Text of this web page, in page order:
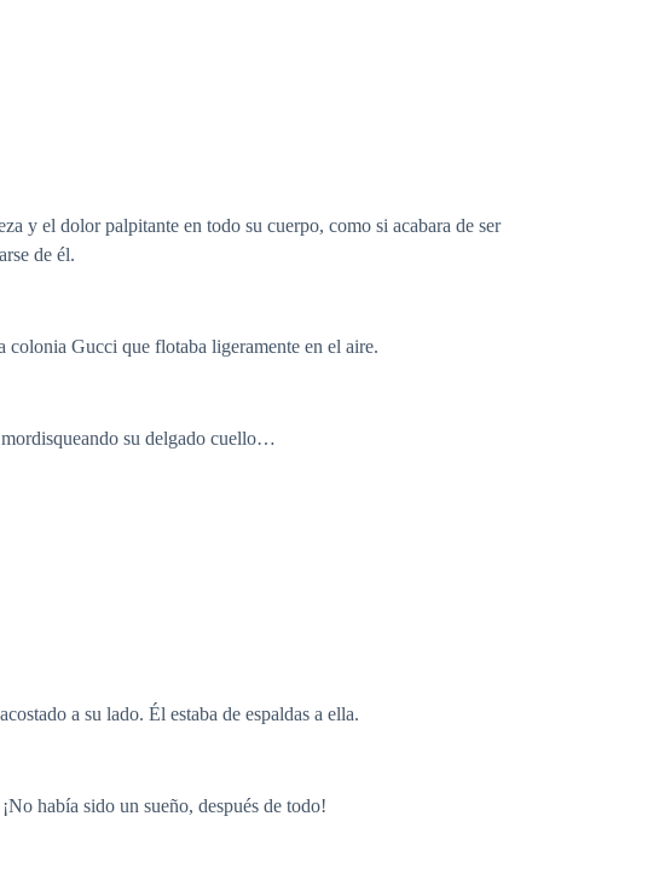
y el dolor palpitante en todo su cuerpo, como si acabara de ser
de él.
Gucci que flotaba ligeramente en el aire.
su delgado cuello…
a su lado. Él estaba de espaldas a ella.
había sido un sueño, después de todo!